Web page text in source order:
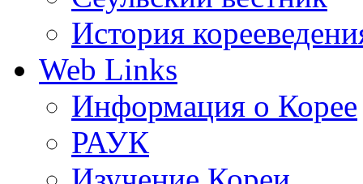
История
Web Links
Информация о Корее
РАУК